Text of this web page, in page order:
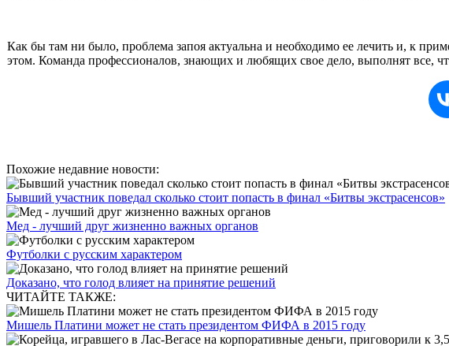
Как бы там ни было, проблема запоя актуальна и необходимо ее лечить и, к
этом. Команда профессионалов, знающих и любящих свое дело, выполнят все,
Похожие недавние новости:
Бывший участник поведал сколько стоит попасть в финал «Битвы экстрасенсов»
Мед - лучший друг жизненно важных органов
Футболки с русским характером
Доказано, что голод влияет на принятие решений
ЧИТАЙТЕ ТАКЖЕ:
Мишель Платини может не стать президентом ФИФА в 2015 году